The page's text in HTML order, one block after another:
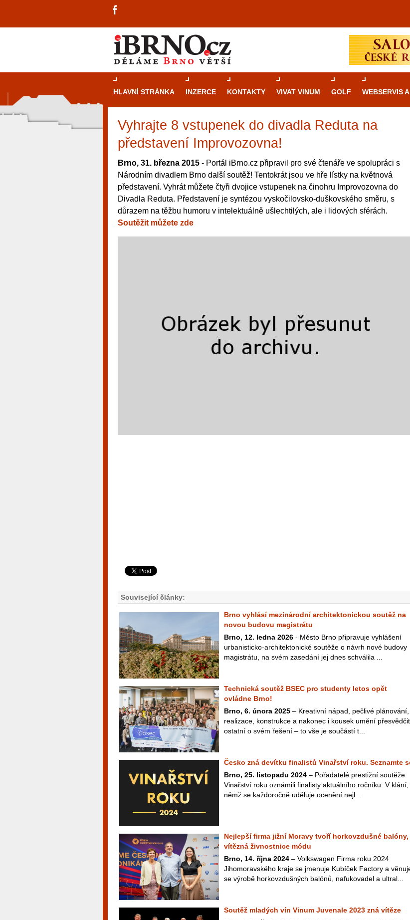
HLAVNÍ STRÁNKA INZERCE KONTAKTY VIVAT VINUM GOLF WEBSERVIS
Vyhrajte 8 vstupenek do divadla Reduta na
představení Improvozovna!
Brno, 31. března 2015 - Portál iBrno.cz připravil pro své čtenáře ve spolupráci s
Národním divadlem Brno další soutěž! Tentokrát jsou ve hře lístky na květnová
představení. Vyhrát můžete čtyři dvojice vstupenek na činohru Improvozovna do
Divadla Reduta. Představení je syntézou vyskočilovsko-duškovského směru, s
důrazem na těžbu humoru v intelektuálně ušlechtilých, ale i lidových sférách.
Soutěžit můžete zde
Související články:
Brno vyhlásí mezinárodní architektonickou soutěž na
novou budovu magistrátu
Brno, 12. ledna 2026 - Město Brno připravuje vyhlášení
urbanisticko-architektonické soutěže o návrh nové budovy
magistrátu, na svém zasedání jej dnes schválila ...
Technická soutěž BSEC pro studenty letos opět
ovládne Brno!
Brno, 6. února 2025 – Kreativní nápad, pečlivé plánování,
realizace, konstrukce a nakonec i kousek umění přesvědčit
ostatní o svém řešení – to vše je součástí t...
Česko zná devítku finalistů Vinařství roku. Seznamte
Brno, 25. listopadu 2024 – Pořadatelé prestižní soutěže
Vinařství roku oznámili finalisty aktuálního ročníku. V klání,
němž se každoročně uděluje ocenění nejl...
Nejlepší firma jižní Moravy tvoří horkovzdušné balóny,
vítězná živnostnice módu
Brno, 14. října 2024 – Volkswagen Firma roku 2024
Jihomoravského kraje se jmenuje Kubíček Factory a
se výrobě horkovzdušných balónů, nafukovadel a ultral...
Soutěž mladých vín Vinum Juvenale 2023 zná vítěze
Průvodcekasinovými hrami v Brně: Od
rulety po video automaty
Brno je městem známým pro zajímavé památky,
restaurace, divadla a univerzity. Mimo jiné je ale
místem, kde si můžete legálně a bezpečně
různé kasinové hry. V neustále kvetoucí
metropoli naleznete širokou nabídku her od
rulety až po moderní automaty jak pro
návštěvníky, tak pro příležitostné hráče. V...